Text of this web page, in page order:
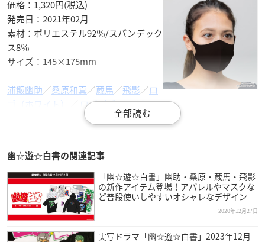
価格：1,320円(税込)
発売日：2021年02月
素材：ポリエステル92％/スパンデック
ス8％
サイズ：145×175mm
浦飯幽助／桑原和真／蔵馬／飛影／ロ
ゴ（ホワイト）
ロゴ（ブラック）
価格：1,320円(税込)
発売日：2021年02月
素材：ポリエチレン
サイズ：W185×H108×D11mm、収
納枚数：最大10枚
幽☆遊☆白書の関連記事
「幽☆遊☆白書」幽助・桑原・蔵馬・飛影
の新作アイテム登場！アパレルやマスクな
ど普段使いしやすいオシャレなデザイン
2020年12月27日
実写ドラマ「幽☆遊☆白書」2023年12月